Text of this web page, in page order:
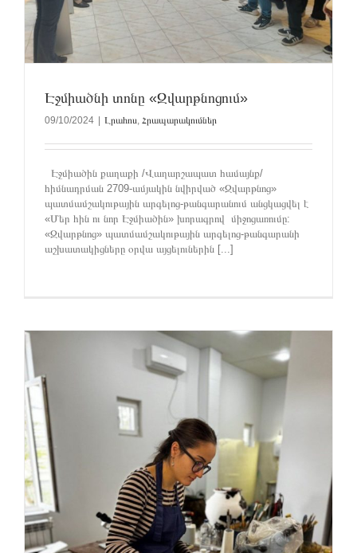
Էջմիածնի տոնը «Զվարթնոցում»
09/10/2024 Լրահոս, Հրապարակումներ
Էջմիածին քաղաքի /Վաղարշապատ համայնք/
հիմնադրման 2709-ամյակին նվիրված «Զվարթնոց»
պատմամշակութային արգելոց-թանգարանում անցկացվել է
«Մեր հին ու նոր Էջմիածին» խորագրով միջոցառումը:
«Զվարթնոց» պատմամշակութային արգելոց-թանգարանի
աշխատակիցները օրվա այցելուներին [...]